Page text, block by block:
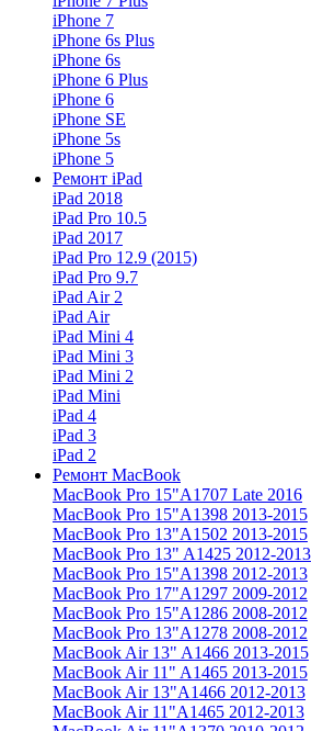
iPhone 7
iPhone 6s Plus
iPhone 6s
iPhone 6 Plus
iPhone 6
iPhone SE
iPhone 5s
iPhone 5
Ремонт iPad
iPad 2018
iPad Pro 10.5
iPad 2017
iPad Pro 12.9 (2015)
iPad Pro 9.7
iPad Air 2
iPad Air
iPad Mini 4
iPad Mini 3
iPad Mini 2
iPad Mini
iPad 4
iPad 3
iPad 2
Ремонт MacBook
MacBook Pro 15"A1707 Late 2016
MacBook Pro 15"A1398 2013-2015
MacBook Pro 13"A1502 2013-2015
MacBook Pro 13" A1425 2012-2013
MacBook Pro 15"A1398 2012-2013
MacBook Pro 17"A1297 2009-2012
MacBook Pro 15"A1286 2008-2012
MacBook Pro 13"A1278 2008-2012
MacBook Air 13" A1466 2013-2015
MacBook Air 11" A1465 2013-2015
MacBook Air 13"A1466 2012-2013
MacBook Air 11"A1465 2012-2013